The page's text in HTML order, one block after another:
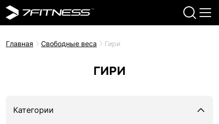
Главная Свободные веса Гири
ГИРИ
Категории